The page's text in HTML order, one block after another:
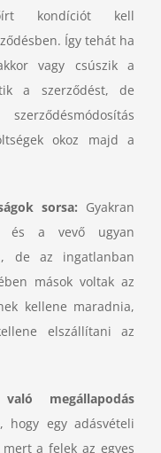
kondíciót kell
Így tehát ha
vagy csúszik a
a szerződést, de
okoz majd a
sorsa: Gyakran
és a vevő ugyan
de az ingatlanban
mások voltak az
kellene maradnia,
elszállítani az
megállapodás
egy adásvételi
a felek az egyes